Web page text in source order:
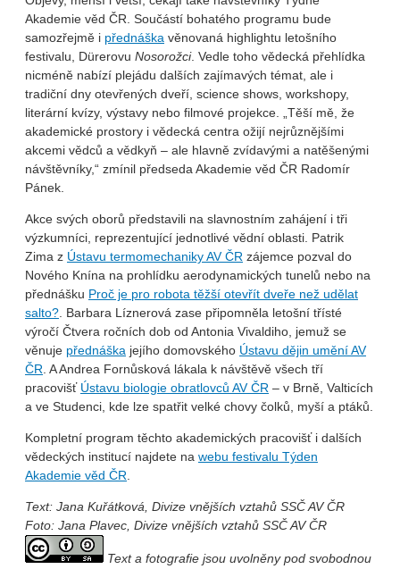
Akademie věd ČR. Součástí bohatého programu bude
samozřejmě i přednáška věnovaná highlightu letošního
festivalu, Dürerovu Nosorožci. Vedle toho vědecká přehlídka
nicméně nabízí plejádu dalších zajímavých témat, ale i
tradiční dny otevřených dveří, science shows, workshopy,
literární kvízy, výstavy nebo filmové projekce. „Těší mě, že
akademické prostory i vědecká centra ožijí nejrůznějšími
akcemi vědců a vědkyň – ale hlavně zvídavými a natěšenými
návštěvníky,“ zmínil předseda Akademie věd ČR Radomír
Pánek.
Akce svých oborů představili na slavnostním zahájení i tři
výzkumníci, reprezentující jednotlivé vědní oblasti. Patrik
Zima z Ústavu termomechaniky AV ČR zájemce pozval do
Nového Knína na prohlídku aerodynamických tunelů nebo na
přednášku Proč je pro robota těžší otevřít dveře než udělat
salto? . Barbara Líznerová zase připomněla letošní třísté
výročí Čtvera ročních dob od Antonia Vivaldiho, jemuž se
věnuje přednáška jejího domovského Ústavu dějin umění AV
ČR . A Andrea Fornůsková lákala k návštěvě všech tří
pracovišť Ústavu biologie obratlovců AV ČR – v Brně, Valticích
a ve Studenci, kde lze spatřit velké chovy čolků, myší a ptáků.
Kompletní program těchto akademických pracovišť i dalších
vědeckých institucí najdete na webu festivalu Týden
Akademie věd ČR
Text: Jana Kuřátková, Divize vnějších vztahů SSČ AV ČR
Foto: Jana Plavec, Divize vnějších vztahů SSČ AV ČR
Text a fotografie jsou uvolněny pod svobodnou